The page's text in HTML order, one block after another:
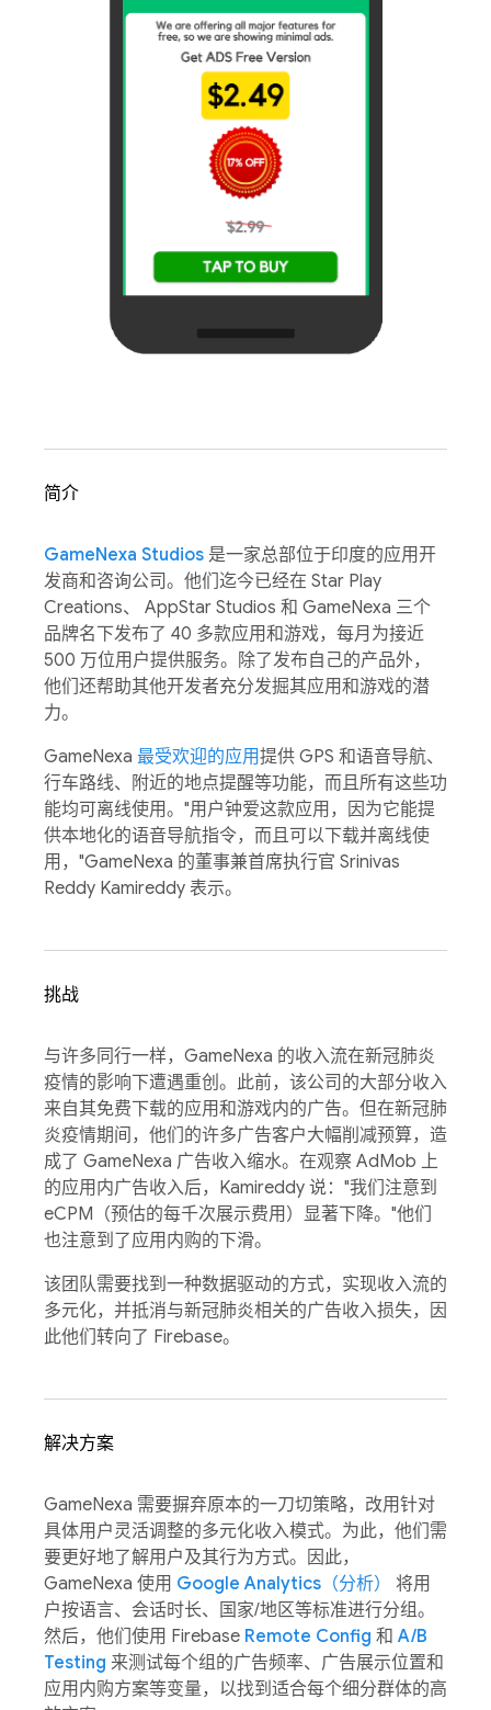
简介
GameNexa Studios 是一家总部位于印度的应用开
发商和咨询公司。他们迄今已经在 Star Play
Creations、 AppStar Studios 和 GameNexa 三个
品牌名下发布了 40 多款应用和游戏，每月为接近
500 万位用户提供服务。除了发布自己的产品外，
他们还帮助其他开发者充分发掘其应用和游戏的潜
力。
GameNexa 最受欢迎的应用提供 GPS 和语音导航、
行车路线、附近的地点提醒等功能，而且所有这些功
能均可离线使用。"用户钟爱这款应用，因为它能提
供本地化的语音导航指令，而且可以下载并离线使
用，"GameNexa 的董事兼首席执行官 Srinivas
Reddy Kamireddy 表示。
挑战
与许多同行一样，GameNexa 的收入流在新冠肺炎
疫情的影响下遭遇重创。此前，该公司的大部分收入
来自其免费下载的应用和游戏内的广告。但在新冠肺
炎疫情期间，他们的许多广告客户大幅削减预算，造
成了 GameNexa 广告收入缩水。在观察 AdMob 上
的应用内广告收入后，Kamireddy 说："我们注意到
eCPM（预估的每千次展示费用）显著下降。"他们
也注意到了应用内购的下滑。
该团队需要找到一种数据驱动的方式，实现收入流的
多元化，并抵消与新冠肺炎相关的广告收入损失，因
此他们转向了 Firebase。
解决方案
GameNexa 需要摒弃原本的一刀切策略，改用针对
具体用户灵活调整的多元化收入模式。为此，他们需
要更好地了解用户及其行为方式。因此，
GameNexa 使用 Google Analytics（分析）
将用
户按语言、会话时长、国家/地区等标准进行分组。
然后，他们使用 Firebase Remote Config 和 A/B
Testing 来测试每个组的广告频率、广告展示位置和
应用内购方案等变量，以找到适合每个细分群体的高